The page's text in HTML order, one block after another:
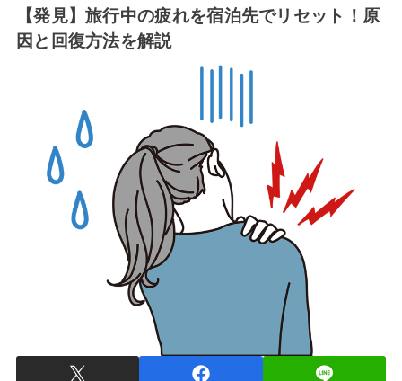
【発見】旅行中の疲れを宿泊先でリセット！原
因と回復方法を解説